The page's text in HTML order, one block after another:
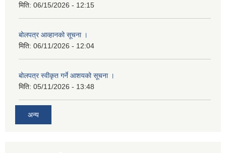
मिति: 06/15/2026 - 12:15
बोलपत्र आव्हानको सूचना ।
मिति: 06/11/2026 - 12:04
बोलपत्र स्वीकृत गर्ने आशयको सूचना ।
मिति: 05/11/2026 - 13:48
अन्य